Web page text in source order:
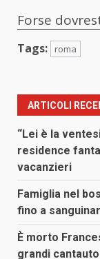
Forse
Tags: roma
ARTICOLI
“Lei è la
residence
vacanzieri
Famiglia nel
fino a
È morto
grandi